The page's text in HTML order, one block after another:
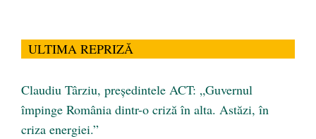
ULTIMA REPRIZĂ
Claudiu Târziu, președintele ACT: „Guvernul
împinge România dintr-o criză în alta. Astăzi, în
criza energiei.”